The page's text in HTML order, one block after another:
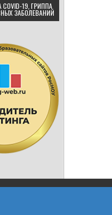
19, ГРИППА
ЗАБОЛЕВАНИЙ